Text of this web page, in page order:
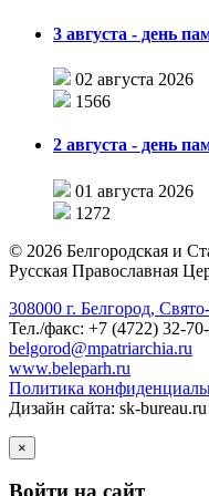
3 августа - день
02 августа 2026
1566
2 августа - день
01 августа 2026
1272
© 2026 Белгородская и
Русская Православная
308000 г. Белгород,
Тел./факс: +7 (4722) 32-
belgorod@mpatriarchia.ru
www.beleparh.ru
Политика
Дизайн сайта: sk-bureau.ru
×